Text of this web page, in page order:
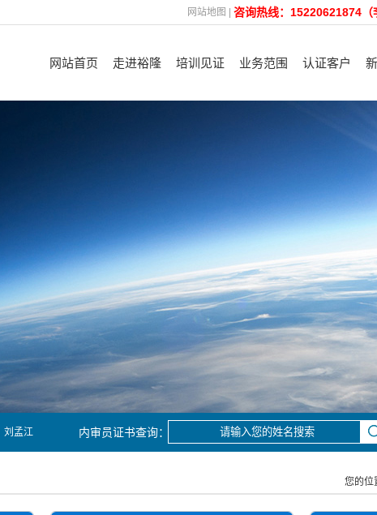
咨询热线：15220621874（
网站地图
网站首页 走进裕隆
合作机构
培训展示
培训见证 业务范围
技术培训和咨询
其他咨询服务
认证客户
刘孟江
您的位